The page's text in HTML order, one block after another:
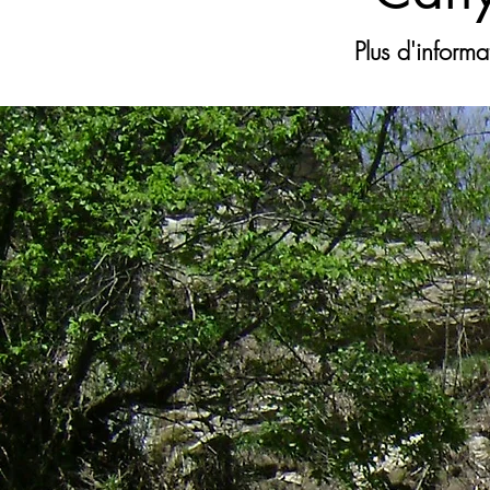
Plus